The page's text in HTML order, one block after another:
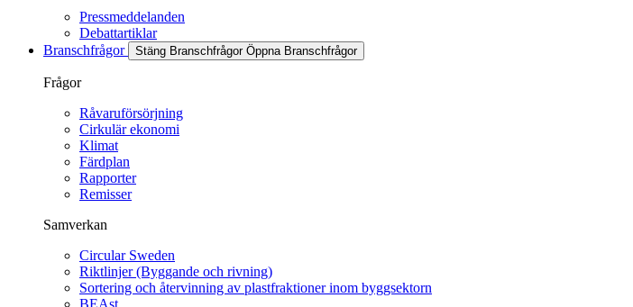
Pressmeddelanden
Debattartiklar
Branschfrågor
Stäng Branschfrågor Öppna Branschfrågor
Frågor
Råvaruförsörjning
Cirkulär ekonomi
Klimat
Färdplan
Rapporter
Remisser
Samverkan
Circular Sweden
Riktlinjer (Byggande och rivning)
Sortering och återvinning av plastfraktioner inom byggsektorn
BEAst